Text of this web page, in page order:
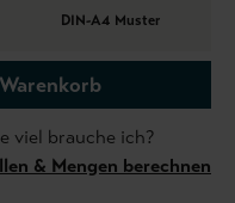
DIN-A4 Muster
viel brauche ich?
& Mengen berechnen